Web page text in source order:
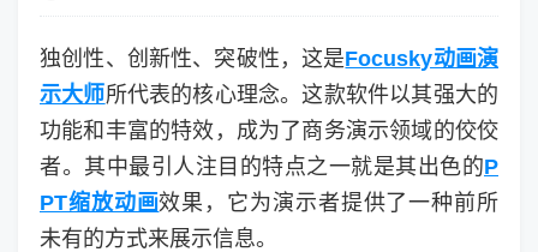
独创性、创新性、突破性，这是Focusky动画演
示大师所代表的核心理念。这款软件以其强大的
功能和丰富的特效，成为了商务演示领域的佼佼
者。其中最引人注目的特点之一就是其出色的P
PT缩放动画效果，它为演示者提供了一种前所
未有的方式来展示信息。